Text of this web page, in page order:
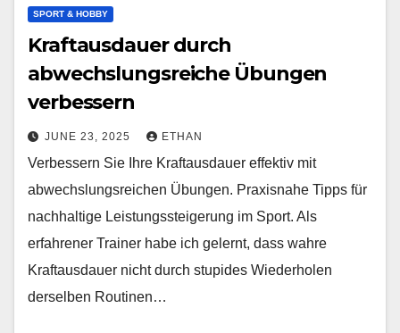
SPORT & HOBBY
Kraftausdauer durch
abwechslungsreiche Übungen
verbessern
JUNE 23, 2025 ETHAN
Verbessern Sie Ihre Kraftausdauer effektiv mit
abwechslungsreichen Übungen. Praxisnahe Tipps für
nachhaltige Leistungssteigerung im Sport. Als
erfahrener Trainer habe ich gelernt, dass wahre
Kraftausdauer nicht durch stupides Wiederholen
derselben Routinen…